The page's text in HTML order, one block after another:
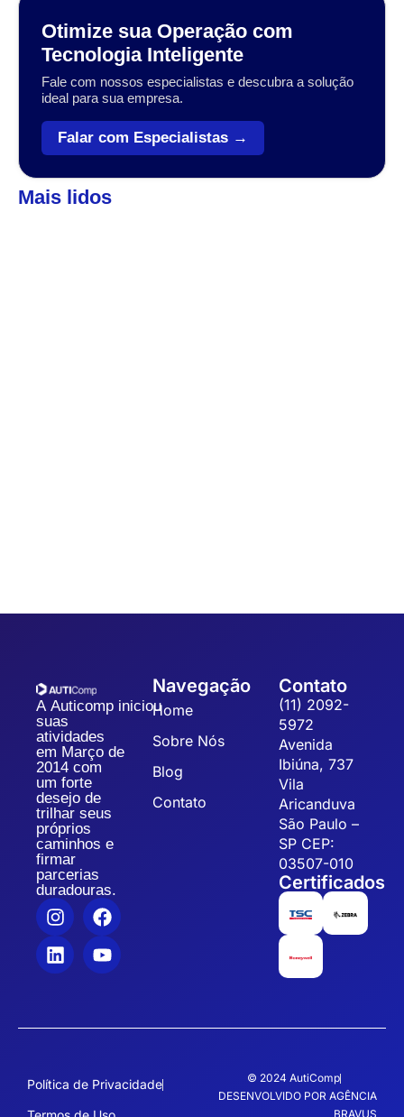
Otimize sua Operação com
Tecnologia Inteligente
Fale com nossos especialistas e descubra a solução
ideal para sua empresa.
Falar com Especialistas →
Mais lidos
A Auticomp iniciou
suas
atividades
em Março de
2014 com
um forte
desejo de
trilhar seus
próprios
caminhos e
firmar
parcerias
duradouras.
Navegação
Home
Sobre Nós
Blog
Contato
Contato
(11) 2092-
5972
Avenida
Ibiúna, 737
Vila
Aricanduva
São Paulo –
SP CEP:
03507-010
Certificados
Política de Privacidade
© 2024 AutiComp
DESENVOLVIDO POR AGÊNCIA
BRAVUS